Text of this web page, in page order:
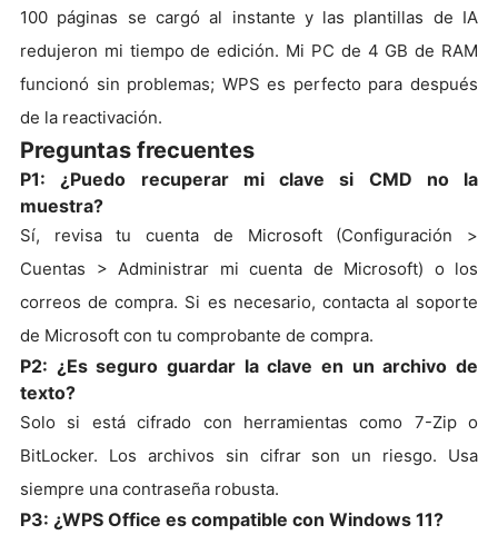
100 páginas se cargó al instante y las plantillas de IA
redujeron mi tiempo de edición. Mi PC de 4 GB de RAM
funcionó sin problemas; WPS es perfecto para después
de la reactivación.
Preguntas frecuentes
P1: ¿Puedo recuperar mi clave si CMD no la
muestra?
Sí, revisa tu cuenta de Microsoft (Configuración >
Cuentas > Administrar mi cuenta de Microsoft) o los
correos de compra. Si es necesario, contacta al soporte
de Microsoft con tu comprobante de compra.
P2: ¿Es seguro guardar la clave en un archivo de
texto?
Solo si está cifrado con herramientas como 7-Zip o
BitLocker. Los archivos sin cifrar son un riesgo. Usa
siempre una contraseña robusta.
P3: ¿WPS Office es compatible con Windows 11?